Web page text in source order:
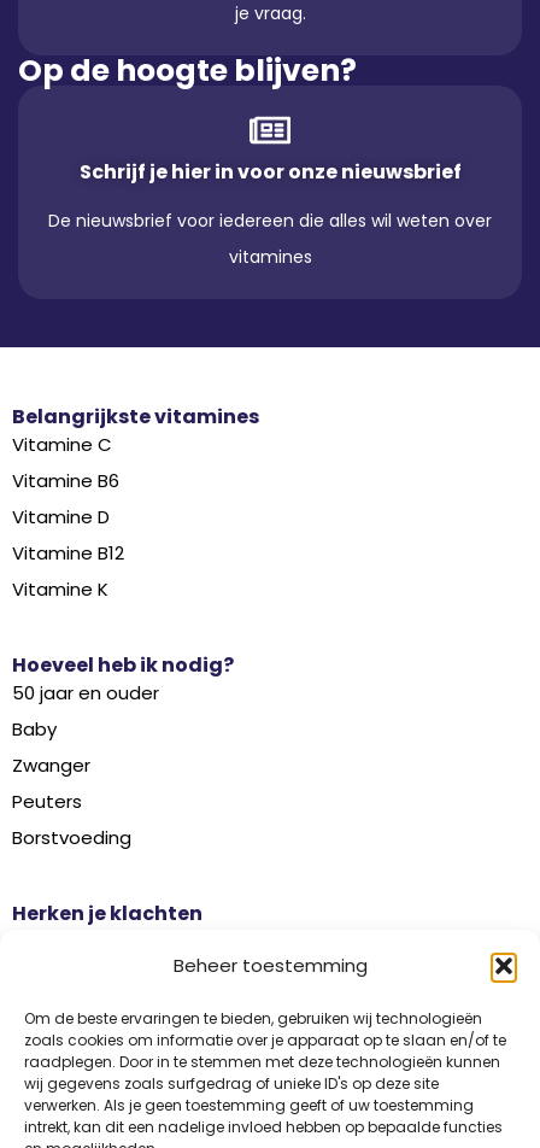
Beheer toestemming
Om de beste ervaringen te bieden, gebruiken wij technologieën
zoals cookies om informatie over je apparaat op te slaan en/of te
raadplegen. Door in te stemmen met deze technologieën kunnen
wij gegevens zoals surfgedrag of unieke ID's op deze site
verwerken. Als je geen toestemming geeft of uw toestemming
intrekt, kan dit een nadelige invloed hebben op bepaalde functies
je vraag.
Op de hoogte blijven?
Schrijf je hier in voor onze nieuwsbrief
De nieuwsbrief voor iedereen die alles wil weten over
vitamines
Belangrijkste vitamines
Vitamine C
Vitamine B6
Vitamine D
Vitamine B12
Vitamine K
Hoeveel heb ik nodig?
50 jaar en ouder
Baby
Zwanger
Peuters
Borstvoeding
Herken je klachten
Griep
Haaruitval
Overgangsklachten